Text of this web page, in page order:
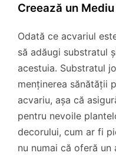
Creează un
Odată ce acvariul
să adăugi substratul
acestuia. Substratul
menținerea sănătății
acvariu, așa că
pentru nevoile
decorului, cum ar fi
nu numai că oferă